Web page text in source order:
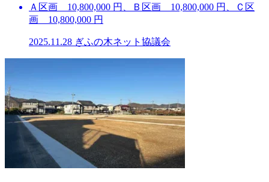
Ａ区画 10,800,000 円、Ｂ区画 10,800,000 円、Ｃ区
画 10,800,000 円
2025.11.28 ぎふの木ネット協議会